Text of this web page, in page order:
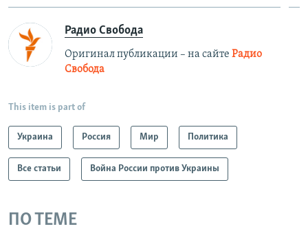
Радио Свобода
Оригинал публикации – на сайте Радио
Свобода
This item is part of
Украина Россия Мир Политика
Все статьи Война России против Украины
ПО ТЕМЕ